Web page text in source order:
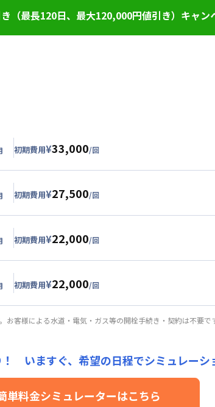
（最長120日、最大120,000円値引き）キャン
初期費用¥33,000/回
円/日)
円/日)
/回（税抜）
初期費用¥27,500/回
円/日)
円/日)
円/回（税抜）
初期費用¥22,000/回
円/日)
初期費用¥22,000/回
円/日) (税抜)
)
客様による水道・電気・ガス等の開栓手続き・契約は不要です
いますぐ、 希望の日程でシミュレーシ
単料金シミュレーターはこちら